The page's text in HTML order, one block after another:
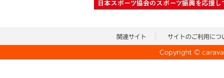
関連サイト サイトのご利用につ
Copyright ©